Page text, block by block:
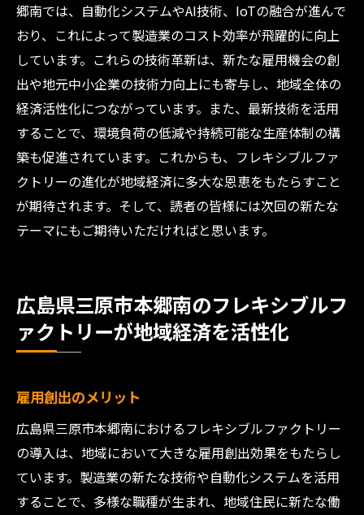
郷南では、自動化システムやAI技術、IoTの融合が進んで
おり、これによって製造業のコスト効率が飛躍的に向上
しています。これらの技術革新は、新たな雇用機会の創
出や地元中小企業の技術力向上にも寄与し、地域全体の
経済活性化につながっています。また、最新技術を活用
することで、環境負荷の低減や持続可能な生産体制の構
築も促進されています。これからも、フレキシブルファ
クトリーの進化が地域経済に多大な恩恵をもたらすこと
が期待されます。そして、読者の皆様には次回の新たな
テーマにもご期待いただければと思います。
広島県三原市本郷南のフレキシブルフ
ァクトリーが地域経済を活性化
雇用創出のメリット
広島県三原市本郷南におけるフレキシブルファクトリー
の導入は、地域において大きな雇用創出効果をもたらし
ています。製造業の新たな技術や自動化システムを活用
することで、多様な職種が生まれ、地域住民に新たな働